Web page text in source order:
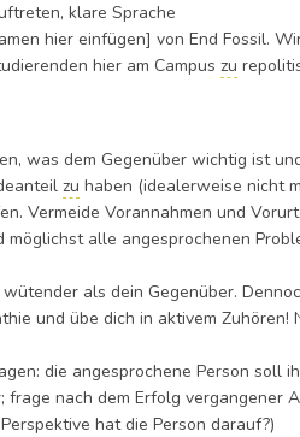
klare Sprache
hier einfügen] von End Fossil.
hier am Campuszu
was dem Gegenüber wichtig ist
zu haben (idealerweise nicht
Vermeide Vorannahmen und
alle angesprochenen
als dein Gegenüber.
und übe dich in aktivem
die angesprochene Person soll
frage nach dem Erfolg vergangener
hat die Person darauf?)